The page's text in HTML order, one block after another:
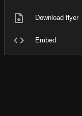
Download flyer
Embed